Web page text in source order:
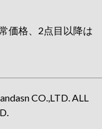
価格、2点目以降は
CO.,LTD. ALL